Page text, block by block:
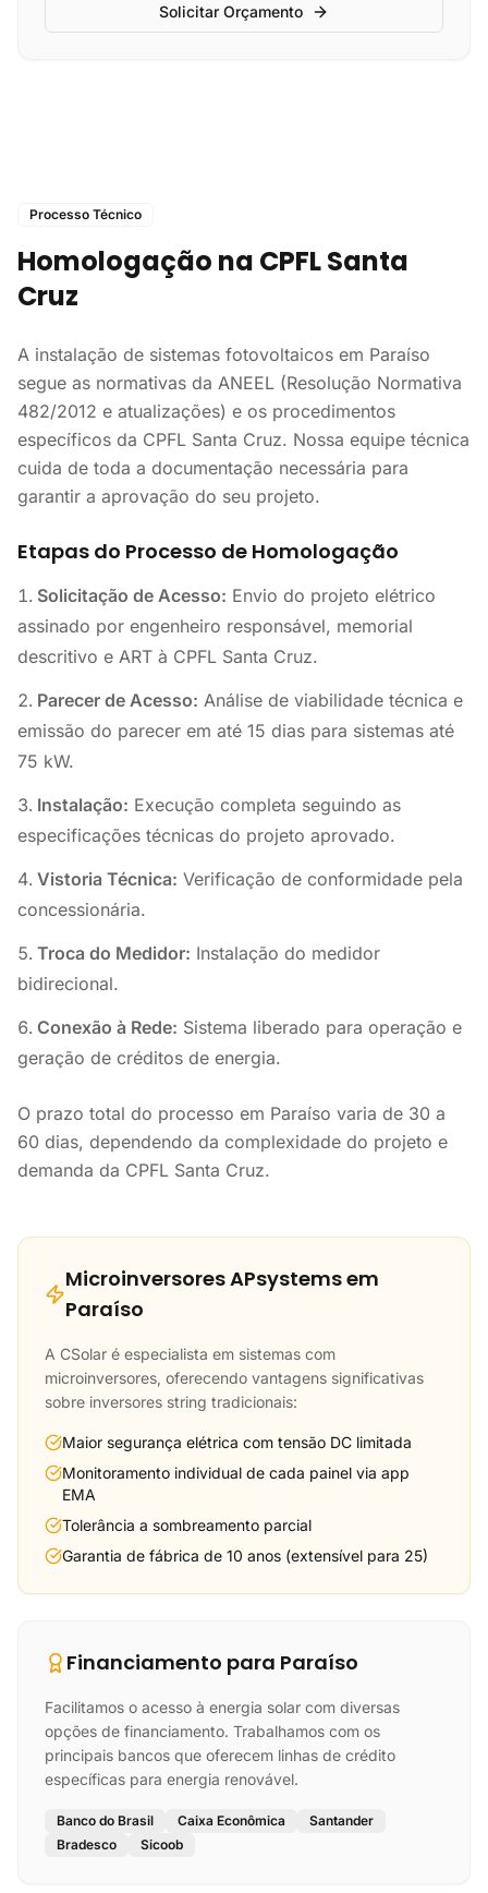
Solicitar Orçamento
Processo Técnico
Homologação na CPFL Santa
Cruz
A instalação de sistemas fotovoltaicos em Paraíso
segue as normativas da ANEEL (Resolução Normativa
482/2012 e atualizações) e os procedimentos
específicos da CPFL Santa Cruz. Nossa equipe técnica
cuida de toda a documentação necessária para
garantir a aprovação do seu projeto.
Etapas do Processo de Homologação
Solicitação de Acesso: Envio do projeto elétrico
assinado por engenheiro responsável, memorial
descritivo e ART à CPFL Santa Cruz.
Parecer de Acesso: Análise de viabilidade técnica e
emissão do parecer em até 15 dias para sistemas até
75 kW.
Instalação: Execução completa seguindo as
especificações técnicas do projeto aprovado.
Vistoria Técnica: Verificação de conformidade pela
concessionária.
Troca do Medidor: Instalação do medidor
bidirecional.
Conexão à Rede: Sistema liberado para operação e
geração de créditos de energia.
O prazo total do processo em Paraíso varia de 30 a
60 dias, dependendo da complexidade do projeto e
demanda da CPFL Santa Cruz.
Microinversores APsystems em
Paraíso
A CSolar é especialista em sistemas com
microinversores, oferecendo vantagens significativas
sobre inversores string tradicionais:
Maior segurança elétrica com tensão DC limitada
Monitoramento individual de cada painel via app
EMA
Tolerância a sombreamento parcial
Garantia de fábrica de 10 anos (extensível para 25)
Financiamento para Paraíso
Facilitamos o acesso à energia solar com diversas
opções de financiamento. Trabalhamos com os
principais bancos que oferecem linhas de crédito
específicas para energia renovável.
Banco do Brasil Caixa Econômica
Santander
Bradesco
Sicoob